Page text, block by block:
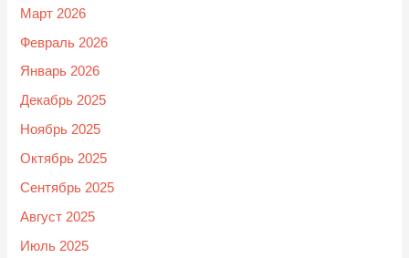
Март 2026
Февраль 2026
Январь 2026
Декабрь 2025
Ноябрь 2025
Октябрь 2025
Сентябрь 2025
Август 2025
Июль 2025